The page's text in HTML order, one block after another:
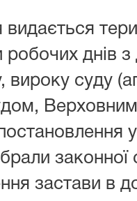
видається
днів
вироку суду
законної
застави в